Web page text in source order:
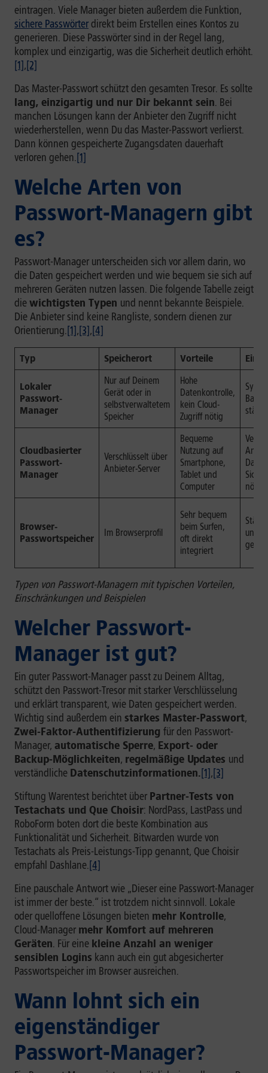
eintragen. Viele Manager bieten außerdem die Funktion,
sichere Passwörterdirekt beim Erstellen eines Kontos zu
generieren. Diese Passwörter sind in der Regel lang,
komplex und einzigartig, was die Sicherheit deutlich erhöht.
[1],[2]
Das Master-Passwort schützt den gesamten Tresor. Es sollte
lang, einzigartig und nur Dir bekannt sein. Bei
manchen Lösungen kann der Anbieter den Zugriff nicht
wiederherstellen, wenn Du das Master-Passwort verlierst.
Dann können gespeicherte Zugangsdaten dauerhaft
verloren gehen.[1]
Welche Arten von
Passwort-Managern gibt
es?
Passwort-Manager unterscheiden sich vor allem darin, wo
die Daten gespeichert werden und wie bequem sie sich auf
mehreren Geräten nutzen lassen. Die folgende Tabelle zeigt
diewichtigsten Typen und nennt bekannte Beispiele.
Die Anbieter sind keine Rangliste, sondern dienen zur
Orientierung.[1],[3],[4]
Typ Speicherort Vorteile
Lokaler
Passwort-
Manager
Nur auf Deinem
Gerät oder in
selbstverwaltetem
Speicher
Hohe
Datenkontrolle,
kein Cloud-
Zugriff nötig
Cloudbasierter
Passwort-
Manager
Verschlüsselt über
Anbieter-Server
Bequeme
Nutzung auf
Smartphone,
Tablet und
Computer
nötig
Browser-
Passwortspeicher
Im Browserprofil
Sehr bequem
beim Surfen,
oft direkt
integriert
und
Typen von Passwort-Managern mit typischen Vorteilen,
Einschränkungen und Beispielen
Welcher Passwort-
Manager ist gut?
Ein guter Passwort-Manager passt zu Deinem Alltag,
schützt den Passwort-Tresor mit starker Verschlüsselung
und erklärt transparent, wie Daten gespeichert werden.
Wichtig sind außerdem ein starkes Master-Passwort,
Zwei-Faktor-Authentifizierung für den Passwort-
Manager, automatische Sperre, Export- oder
Backup-Möglichkeiten, regelmäßige Updates und
verständliche Datenschutzinformationen.[1],[3]
Stiftung Warentest berichtet über Partner-Tests von
Testachats und Que Choisir: NordPass, LastPass und
RoboForm boten dort die beste Kombination aus
Funktionalität und Sicherheit. Bitwarden wurde von
Testachats als Preis-Leistungs-Tipp genannt, Que Choisir
empfahl Dashlane.[4]
Eine pauschale Antwort wie „Dieser eine Passwort-Manager
ist immer der beste.“ ist trotzdem nicht sinnvoll. Lokale
oder quelloffene Lösungen bieten mehr Kontrolle,
Cloud-Manager mehr Komfort auf mehreren
Geräten. Für eine kleine Anzahl an weniger
sensiblen Logins kann auch ein gut abgesicherter
Passwortspeicher im Browser ausreichen.
Wann lohnt sich ein
eigenständiger
Passwort-Manager?